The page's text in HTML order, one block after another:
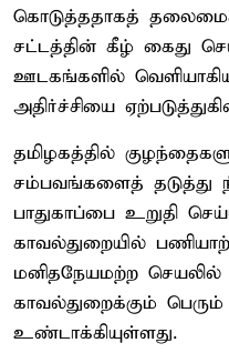
கொடுத்ததாகத்
சட்டத்தின் கீழ் கைது
ஊடகங்களில்
அதிர்ச்சியை
தமிழகத்தில்
சம்பவங்களைத் தடுத்து
பாதுகாப்பை உறுதி
காவல்துறையில்
மனிதநேயமற்ற செயலில்
காவல்துறைக்கும்
உண்டாக்கியுள்ளது.